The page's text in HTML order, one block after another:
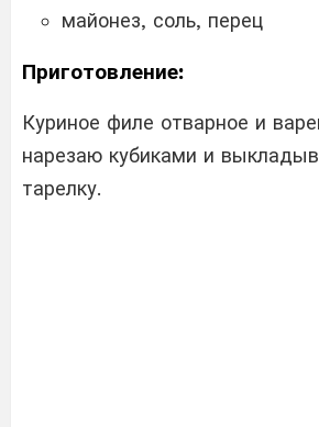
майонез, соль, перец
Приготовление:
Куриное филе отварное и
нарезаю кубиками и
тарелку.